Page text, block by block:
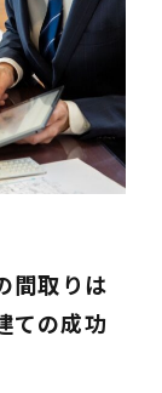
間取りは
ての成功